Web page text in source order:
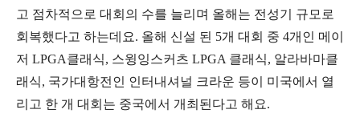
고 점차적으로 대회의 수를 늘리며 올해는 전성기 규모로
회복했다고 하는데요. 올해 신설 된 5개 대회 중 4개인 메이
저 LPGA클래식, 스윙잉스커츠 LPGA 클래식, 알라바마클
래식, 국가대항전인 인터내셔널 크라운 등이 미국에서 열
리고 한 개 대회는 중국에서 개최된다고 해요.